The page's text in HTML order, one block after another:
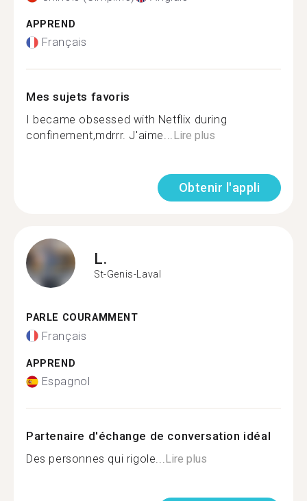
APPREND
Français
Mes sujets favoris
I became obsessed with Netflix during
confinement,mdrrr. J'aime...Lire plus
Obtenir l'appli
L.
St-Genis-Laval
PARLE COURAMMENT
Français
APPREND
Espagnol
Partenaire d'échange de conversation idéal
Des personnes qui rigole...Lire plus